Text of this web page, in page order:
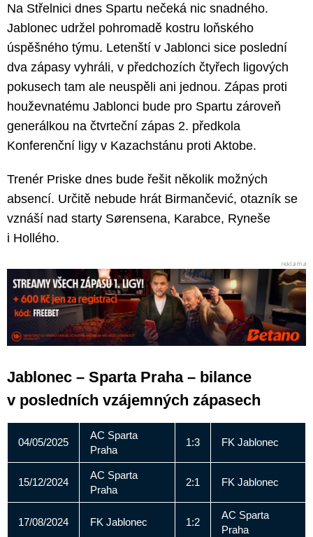
Na Střelnici dnes Spartu nečeká nic snadného.
Jablonec udržel pohromadě kostru loňského
úspěšného týmu. Letenští v Jablonci sice poslední
dva zápasy vyhráli, v předchozích čtyřech ligových
pokusech tam ale neuspěli ani jednou. Zápas proti
houževnatému Jablonci bude pro Spartu zároveň
generálkou na čtvrteční zápas 2. předkola
Konferenční ligy v Kazachstánu proti Aktobe.
Trenér Priske dnes bude řešit několik možných
absencí. Určitě nebude hrát Birmančević, otazník se
vznáší nad starty Sørensena, Karabce, Ryneše
i Hollého.
Jablonec – Sparta Praha – bilance
v posledních vzájemných zápasech
04/05/2025
AC Sparta
Praha
1:3 FK Jablonec
15/12/2024
AC Sparta
Praha
2:1 FK Jablonec
17/08/2024 FK Jablonec 1:2
AC Sparta
Praha